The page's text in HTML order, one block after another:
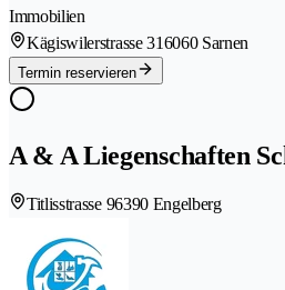
Immobilien
Kägiswilerstrasse 316060 Sarnen
Termin reservieren
A & A Liegenschaften
Titlisstrasse 96390 Engelberg